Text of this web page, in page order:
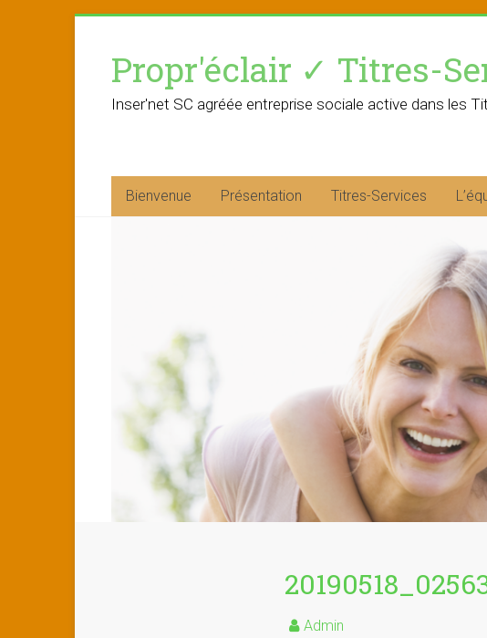
contentPropr'éclair ✓ Titres-
Inser'net SC agréée entreprise sociale active dans les
Bienvenue Présentation Titres-Services
Admin